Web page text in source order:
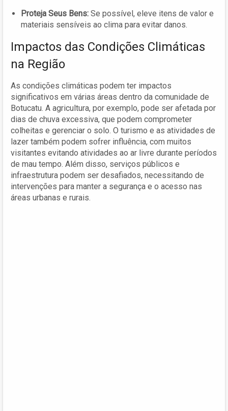
Proteja Seus Bens: Se possível, eleve itens de valor e
materiais sensíveis ao clima para evitar danos.
Impactos das Condições Climáticas
na Região
As condições climáticas podem ter impactos
significativos em várias áreas dentro da comunidade de
Botucatu. A agricultura, por exemplo, pode ser afetada por
dias de chuva excessiva, que podem comprometer
colheitas e gerenciar o solo. O turismo e as atividades de
lazer também podem sofrer influência, com muitos
visitantes evitando atividades ao ar livre durante períodos
de mau tempo. Além disso, serviços públicos e
infraestrutura podem ser desafiados, necessitando de
intervenções para manter a segurança e o acesso nas
áreas urbanas e rurais.